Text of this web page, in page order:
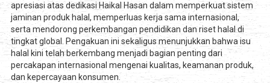
apresiasi atas dedikasi Haikal Hasan dalam memperkuat sistem
jaminan produk halal, memperluas kerja sama internasional,
serta mendorong perkembangan pendidikan dan riset halal di
tingkat global. Pengakuan ini sekaligus menunjukkan bahwa isu
halal kini telah berkembang menjadi bagian penting dari
percakapan internasional mengenai kualitas, keamanan produk,
dan kepercayaan konsumen.